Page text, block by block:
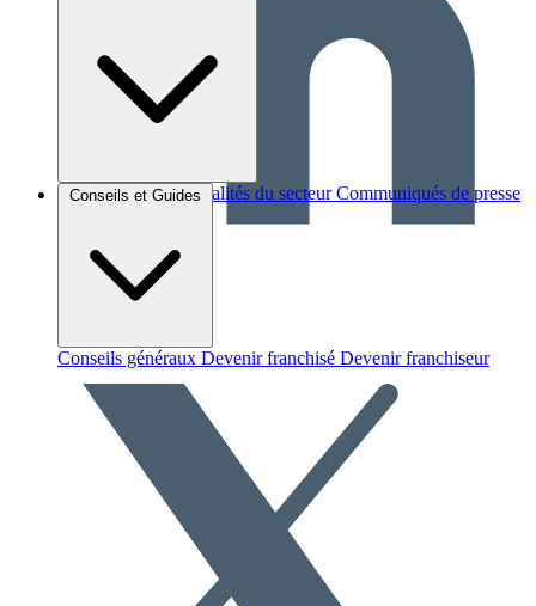
Brèves et actus Actualités du secteur Communiqués de presse
Conseils et Guides
Conseils généraux Devenir franchisé Devenir franchiseur